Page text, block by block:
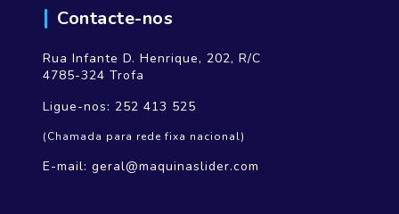
Contacte-nos
Rua Infante D. Henrique, 202, R/C
4785-324 Trofa
Ligue-nos: 252 413 525
(Chamada para rede fixa nacional)
E-mail: geral@maquinaslider.com